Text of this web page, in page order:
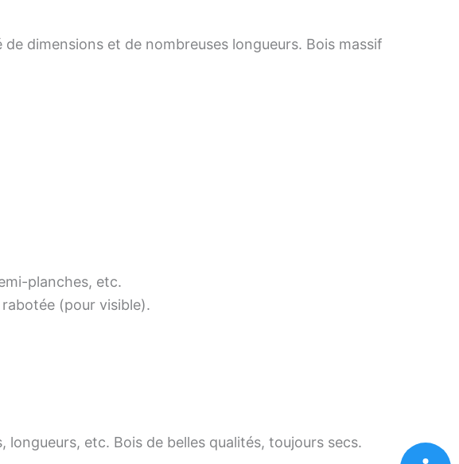
dimensions et de nombreuses longueurs. Bois massif
planches, etc.
(pour visible).
etc. Bois de belles qualités, toujours secs.